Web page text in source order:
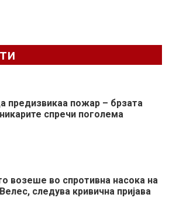
предизвикаа пожар – брзата
спречи поголема
возеше во спротивна насока на
следува кривична пријава